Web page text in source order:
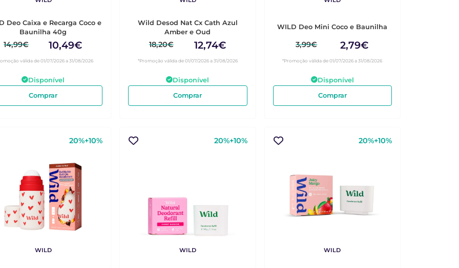
Deo Caixa e Recarga Coco e
Baunilha 40g
14,99€ 10,49€
válida de 01/07/2026 a 31/08/2026
Disponível
Comprar
Wild Desod Nat Cx Cath Azul
Amber e Oud
18,20€ 12,74€
*Promoção válida de 01/07/2026 a 31/08/2026
Disponível
Comprar
WILD Deo Mini Coco e Baunilha
3,99€ 2,79€
*Promoção válida de 01/07/2026 a 31/08/2026
Disponível
Comprar
20%+10%
WILD
20%+10%
WILD
20%+10%
WILD